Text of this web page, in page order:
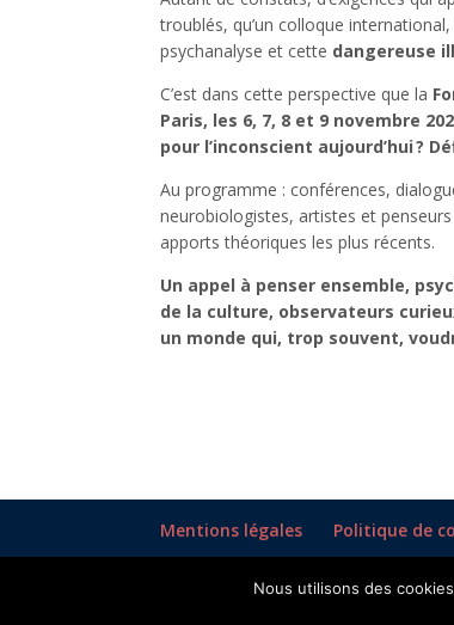
troublés, qu’un colloque
psychanalyse et cette dangereuse
C’est dans cette perspective que la
Paris, les 6, 7, 8 et 9 novembre
pour l’inconscient aujourd’hui ?
Au programme : conférences,
neurobiologistes, artistes et
apports théoriques les plus récents.
Un appel à penser ensemble,
de la culture, observateurs
un monde qui, trop souvent,
Mentions légales Politique de
©2026 Fondation européenne pour
Nous utilisons des